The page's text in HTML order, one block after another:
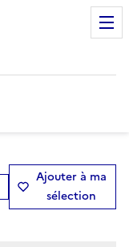
Ajouter à ma
sélection